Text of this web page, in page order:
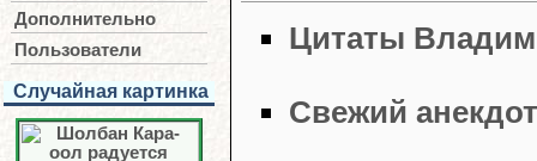
Дополнительно
Пользователи
Случайная картинка
Цитаты
Свежий анекдот